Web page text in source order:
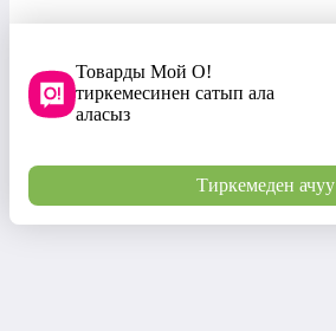
Товарды Мой О!
тиркемесинен сатып ала
аласыз
Тиркемеден ачуу